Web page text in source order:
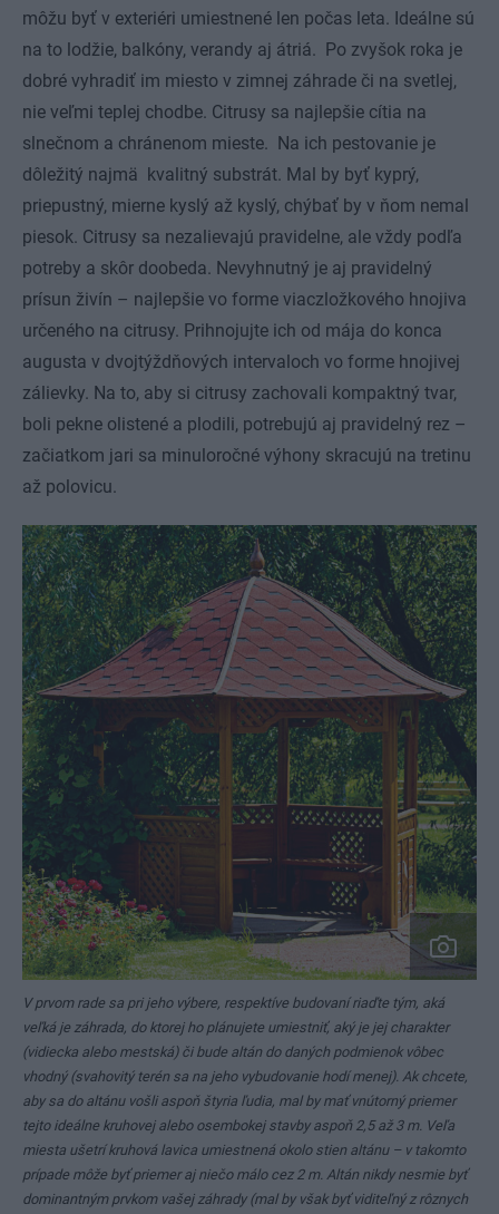
môžu byť v exteriéri umiestnené len počas leta. Ideálne sú
na to lodžie, balkóny, verandy aj átriá. Po zvyšok roka je
dobré vyhradiť im miesto v zimnej záhrade či na svetlej,
nie veľmi teplej chodbe. Citrusy sa najlepšie cítia na
slnečnom a chránenom mieste. Na ich pestovanie je
dôležitý najmä kvalitný substrát. Mal by byť kyprý,
priepustný, mierne kyslý až kyslý, chýbať by v ňom nemal
piesok. Citrusy sa nezalievajú pravidelne, ale vždy podľa
potreby a skôr doobeda. Nevyhnutný je aj pravidelný
prísun živín – najlepšie vo forme viaczložkového hnojiva
určeného na citrusy. Prihnojujte ich od mája do konca
augusta v dvojtýždňových intervaloch vo forme hnojivej
zálievky. Na to, aby si citrusy zachovali kompaktný tvar,
boli pekne olistené a plodili, potrebujú aj pravidelný rez –
začiatkom jari sa minuloročné výhony skracujú na tretinu
až polovicu.
V prvom rade sa pri jeho výbere, respektíve budovaní riaďte tým, aká
veľká je záhrada, do ktorej ho plánujete umiestniť, aký je jej charakter
(vidiecka alebo mestská) či bude altán do daných podmienok vôbec
vhodný (svahovitý terén sa na jeho vybudovanie hodí menej). Ak chcete,
aby sa do altánu vošli aspoň štyria ľudia, mal by mať vnútorný priemer
tejto ideálne kruhovej alebo osembokej stavby aspoň 2,5 až 3 m. Veľa
miesta ušetrí kruhová lavica umiestnená okolo stien altánu – v takomto
prípade môže byť priemer aj niečo málo cez 2 m. Altán nikdy nesmie byť
dominantným prvkom vašej záhrady (mal by však byť viditeľný z rôznych